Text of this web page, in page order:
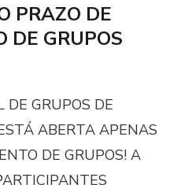
PRAZO DE
DE GRUPOS
DE GRUPOS DE
ABERTA APENAS
DE GRUPOS! A